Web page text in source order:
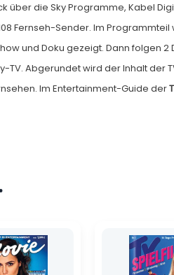
über die Sky Programme, Kabel
Fernseh-Sender. Im
und Doku gezeigt. Dann folgen
Abgerundet wird der Inhalt der
Im Entertainment-Guide der
Preis
war:
2,70 €
Preis
1,35 €.